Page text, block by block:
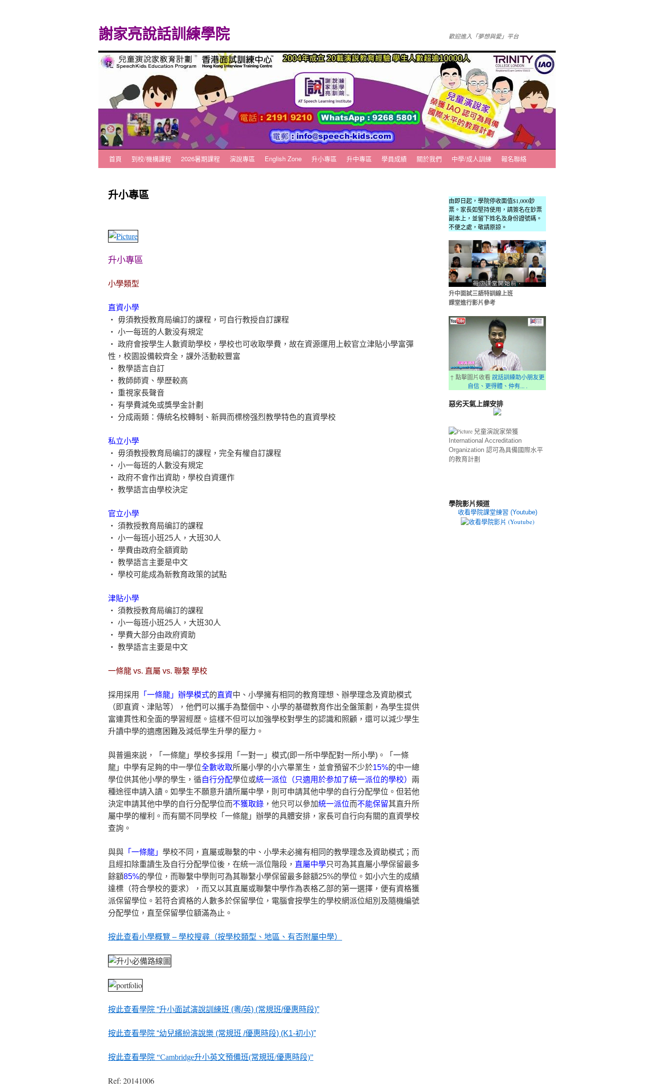
謝家亮說話訓練學院 歡迎進入「夢想與愛」平台
內
首頁 到校/機構課程 2026暑期課程 演說專區 English Zone 升小專區 升中專區 學員成績 關於我們 中學/成人訓練 報名聯絡
升小專區
升小專區
小學類型
直資小學
‧ 毋須教授教育局编訂的課程，可自行教授自訂課程
‧ 小一每班的人數没有規定
‧ 政府會按學生人數資助學校，學校也可收取學費，故在資源運用上較官立津貼小學富彈
性，校園設備較齊全，課外活動較豐富
‧ 教學語言自訂
‧ 教師師資、學歷較高
‧ 重視家長聲音
‧ 有學費減免或獎學金計劃
‧ 分成兩類：傳統名校轉制、新興而標榜强烈教學特色的直資學校
私立小學
‧ 毋須教授教育局编訂的課程，完全有權自訂課程
‧ 小一每班的人數没有規定
‧ 政府不會作出資助，學校自資運作
‧ 教學語言由學校決定
官立小學
‧ 須教授教育局编訂的課程
‧ 小一每班小班25人，大班30人
‧ 學費由政府全額資助
‧ 教學語言主要是中文
‧ 學校可能成為新教育政策的試點
津貼小學
‧ 須教授教育局编訂的課程
‧ 小一每班小班25人，大班30人
‧ 學費大部分由政府資助
‧ 教學語言主要是中文
一條龍 vs. 直屬 vs. 聯繫 學校
採用採用 「一條龍」辦學模式的直資中、小學擁有相同的教育理想、辦學理念及資助模式
（即直資、津貼等），他們可以攜手為整個中、小學的基礎教育作出全盤策劃，為學生提供
富連貫性和全面的學習經歷。這樣不但可以加強學校對學生的認識和照顧，還可以減少學生
升讀中學的適應困難及減低學生升學的壓力。
與普遍來説，「一條龍」學校多採用「一對一」模式(即一所中學配對一所小學)。「一條
龍」中學有足夠的中一學位全數收取所屬小學的小六畢業生，並會預留不少於15%的中一總
學位供其他小學的學生，循自行分配學位或統一派位（只適用於参加了統一派位的學校） 兩
種途徑申請入讀。如學生不願意升讀所屬中學，則可申請其他中學的自行分配學位。但若他
決定申請其他中學的自行分配學位而不獲取錄 ，他只可以參加統一派位而不能保留其直升所
屬中學的權利。而有關不同學校「一條龍」辦學的具體安排，家長可自行向有關的直資學校
查詢。
與與 「一條龍」 學校不同，直屬或聯繫的中、小學未必擁有相同的教學理念及資助模式；而
且經扣除重讀生及自行分配學位後，在統一派位階段， 直屬中學只可為其直屬小學保留最多
餘額85%的學位，而聯繫中學則可為其聯繫小學保留最多餘額25%的學位。如小六生的成績
達標（符合學校的要求），而又以其直屬或聯繫中學作為表格乙部的第一選擇，便有資格獲
派保留學位。若符合資格的人數多於保留學位，電腦會按學生的學校網派位組別及隨機編號
分配學位，直至保留學位額滿為止。
按此查看小學概覽 – 學校搜尋（按學校類型、地區、有否附屬中學）
按此查看學院 “升小面試演說訓練班 (粵/英) (常規班/優惠時段)”
按此查看學院 “幼兒繽紛演說樂 (常規班 /優惠時段) (K1-初小)”
按此查看學院 “Cambridge升小英文預備班(常規班/優惠時段)”
Ref: 20141006
由即日起，學院停收面值$1,000鈔
票。家長如堅持使用，請簽名在鈔票
副本上，並留下姓名及身份證號碼。
不便之處，敬請原諒。
升中面試三語特訓線上班
課堂進行影片參考
↑ 點擊圖片收看說話訓練助小朋友更
自信、更得體、仲有... .
惡劣天氣上課安排
兒童演說家榮獲
International Accreditation
Organization 認可為具備國際水平
的教育計劃
學院影片頻道
收看學院課堂練習 (Youtube)